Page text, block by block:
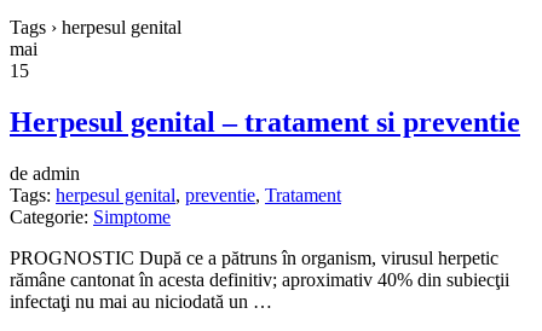
Tags › herpesul genital
mai
15
Herpesul genital – tratament si preventie
de admin
Tags: herpesul genital, preventie, Tratament
Categorie: Simptome
PROGNOSTIC După ce a pătruns în orga­nism, virusul herpetic
rămâ­ne cantonat în acesta defini­tiv; aproximativ 40% din subiecţii
infectaţi nu mai au niciodată un …